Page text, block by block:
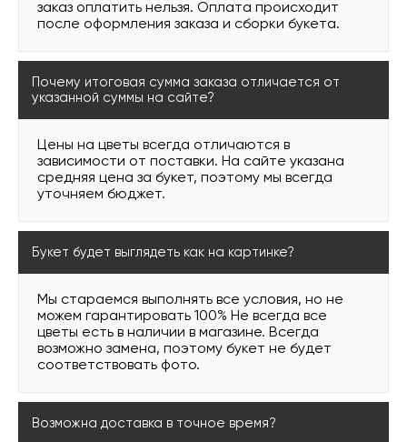
заказ оплатить нельзя. Оплата происходит
после оформления заказа и сборки букета.
Почему итоговая сумма заказа отличается от
указанной суммы на сайте?
Цены на цветы всегда отличаются в
зависимости от поставки. На сайте указана
средняя цена за букет, поэтому мы всегда
уточняем бюджет.
Букет будет выглядеть как на картинке?
Мы стараемся выполнять все условия, но не
можем гарантировать 100% Не всегда все
цветы есть в наличии в магазине. Всегда
возможно замена, поэтому букет не будет
соответствовать фото.
Возможна доставка в точное время?